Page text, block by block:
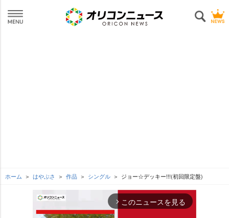
ホーム はやぶさ 作品 シングル ジョー☆デッキー!!!(初回限定盤)
arrow_forward_ios このニュースを見る